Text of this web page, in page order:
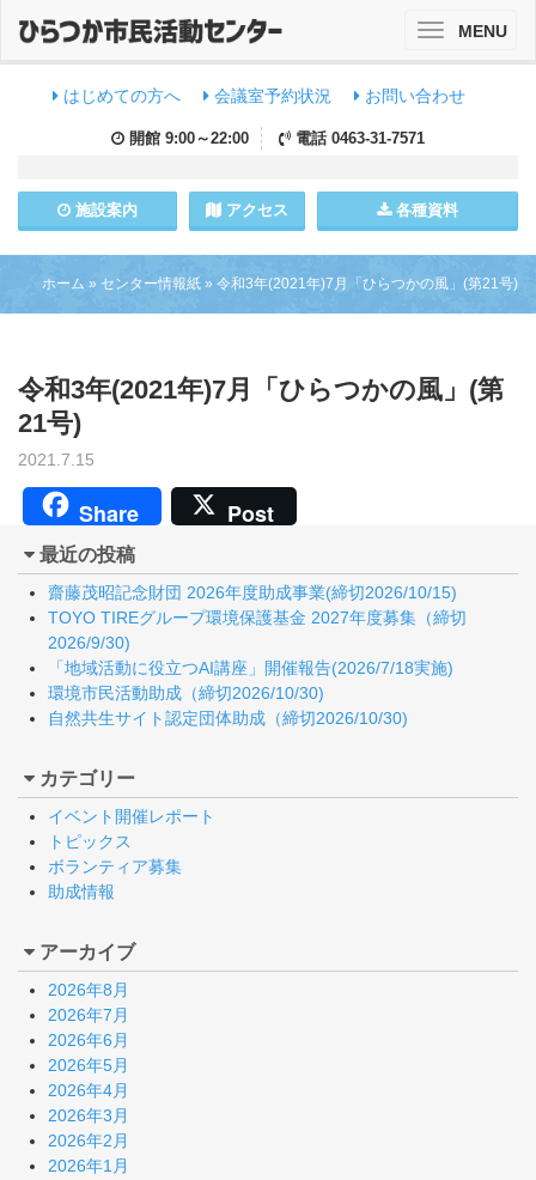
はじめての方へ 会議室予約状況 お問い合わせ
開館 9:00～22:00 電話 0463-31-7571
施設案内 アクセス 各種資料
ToggleMENU
ホーム » センター情報紙 » 令和3年(2021年)7月「ひらつかの風」(第21号)
令和3年(2021年)7月「ひらつかの風」(第
21号)
2021.7.15
Share Post
最近の投稿
齋藤茂昭記念財団 2026年度助成事業(締切2026/10/15)
TOYO TIREグループ環境保護基金 2027年度募集（締切
2026/9/30)
「地域活動に役立つAI講座」開催報告(2026/7/18実施)
環境市民活動助成（締切2026/10/30)
自然共生サイト認定団体助成（締切2026/10/30)
カテゴリー
イベント開催レポート
トピックス
ボランティア募集
助成情報
アーカイブ
2026年8月
2026年7月
2026年6月
2026年5月
2026年4月
2026年3月
2026年2月
2026年1月